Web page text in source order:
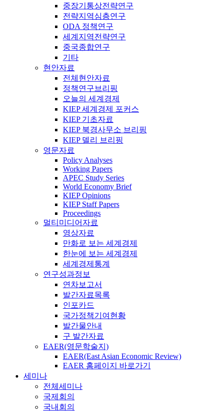
중장기통상전략연구
전략지역심층연구
ODA 정책연구
세계지역전략연구
중국종합연구
기타
현안자료
전체현안자료
정책연구브리핑
오늘의 세계경제
KIEP 세계경제 포커스
KIEP 기초자료
KIEP 북경사무소 브리핑
KIEP 델리 브리핑
영문자료
Policy Analyses
Working Papers
APEC Study Series
World Economy Brief
KIEP Opinions
KIEP Staff Papers
Proceedings
멀티미디어자료
영상자료
만화로 보는 세계경제
한눈에 보는 세계경제
세계경제통계
연구성과정보
연차보고서
발간자료목록
인포카드
국가정책기여현황
발간물안내
구 발간자료
EAER(영문학술지)
EAER(East Asian Economic Review)
EAER 홈페이지 바로가기
세미나
전체세미나
국제회의
국내회의